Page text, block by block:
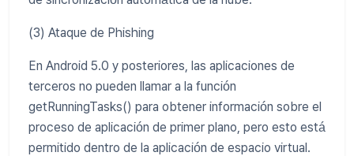
(3) Ataque de Phishing
En Android 5.0 y posteriores, las aplicaciones de
terceros no pueden llamar a la función
getRunningTasks() para obtener información sobre el
proceso de aplicación de primer plano, pero esto está
permitido dentro de la aplicación de espacio virtual.